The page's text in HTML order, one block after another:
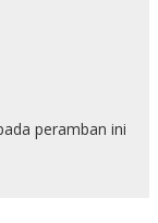
peramban ini